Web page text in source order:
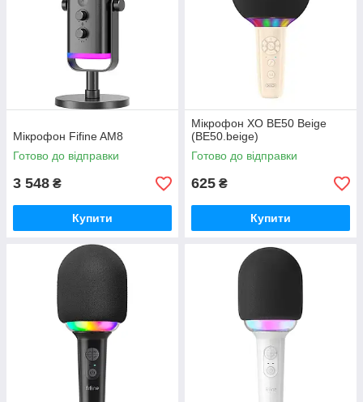
Мікрофон Fifine AM8
Готово до відправки
3 548 ₴
Купити
Мікрофон XO BE50 Beige
(BE50.beige)
Готово до відправки
625 ₴
Купити